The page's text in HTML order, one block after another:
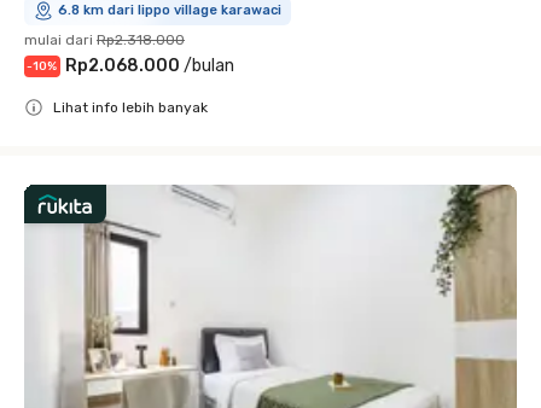
6.8 km dari lippo village karawaci
mulai dari Rp2.318.000
-10% Rp2.068.000 /bulan
Lihat info lebih banyak